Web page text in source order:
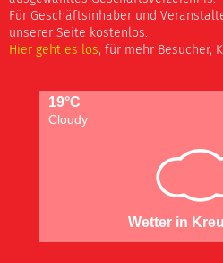
Für Geschäftsinhaber und
unserer Seite kostenlos.
Hier geht es los, für mehr Besucher,
19°C
Cloudy
Wetter in